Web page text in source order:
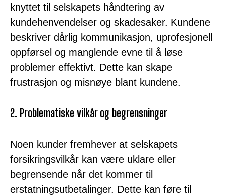
knyttet til selskapets håndtering av
kundehenvendelser og skadesaker. Kundene
beskriver dårlig kommunikasjon, uprofesjonell
oppførsel og manglende evne til å løse
problemer effektivt. Dette kan skape
frustrasjon og misnøye blant kundene.
2. Problematiske vilkår og begrensninger
Noen kunder fremhever at selskapets
forsikringsvilkår kan være uklare eller
begrensende når det kommer til
erstatningsutbetalinger. Dette kan føre til